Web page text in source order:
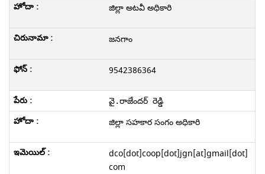
జిల్లా అటవీ అధికారి
జనగాం
9542386364
వై.రాజేందర్ రెడ్డి
జిల్లా సహకార సంగం అధికారి
dco[dot]coop[dot]jgn[at]gmail[dot]
com